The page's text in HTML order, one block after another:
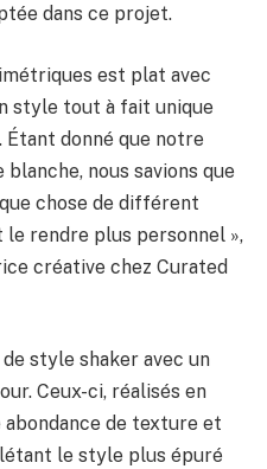
dans ce projet.
est plat avec
style tout à fait unique
Étant donné que notre
nous savions que
chose de différent
rendre plus personnel »,
créative chez Curated
style shaker avec un
Ceux-ci, réalisés en
de texture et
le style plus épuré